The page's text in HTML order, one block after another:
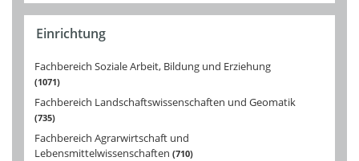
Einrichtung
Fachbereich Soziale Arbeit, Bildung und Erziehung
1071
Fachbereich Landschaftswissenschaften und Geomatik
735
Fachbereich Agrarwirtschaft und
Lebensmittelwissenschaften 710